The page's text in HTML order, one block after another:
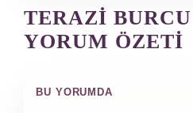
TERAZI
YORUM ÖZETI
BU YORUMDA